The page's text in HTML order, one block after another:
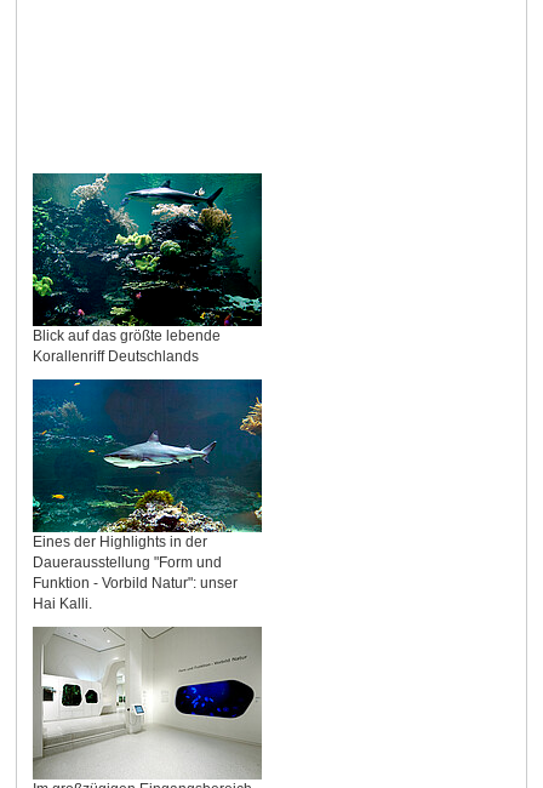
Blick auf das größte lebende
Korallenriff Deutschlands
Eines der Highlights in der
Dauerausstellung "Form und
Funktion - Vorbild Natur": unser
Hai Kalli.